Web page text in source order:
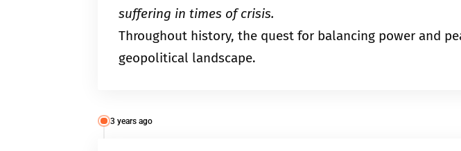
suffering in times of crisis.
Throughout history, the quest for balancing power and
geopolitical landscape.
3 years ago